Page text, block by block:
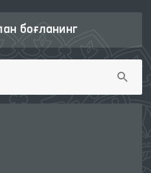
боғланинг